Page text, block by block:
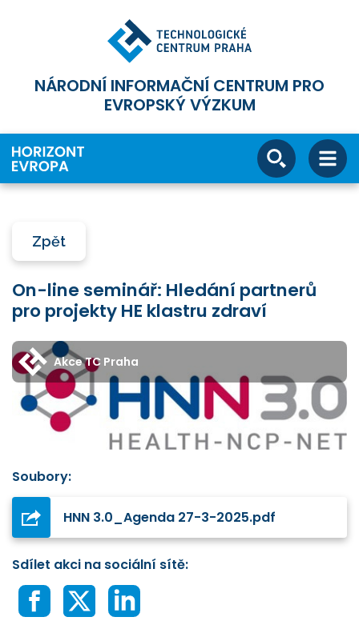
NÁRODNÍ INFORMAČNÍ CENTRUM PRO
EVROPSKÝ VÝZKUM
Zpět
On-line seminář: Hledání partnerů
pro projekty HE klastru zdraví
Akce TC Praha
Soubory:
HNN 3.0_Agenda 27-3-2025.pdf
Sdílet akci na sociální sítě: